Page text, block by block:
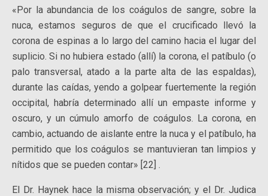
«Por la abundancia de los coágulos de sangre, sobre la
nuca, estamos seguros de que el crucificado llevó la
corona de espinas a lo largo del camino hacia el lugar del
suplicio. Si no hubiera estado (allí) la corona, el patíbulo (o
palo transversal, atado a la parte alta de las espaldas),
durante las caídas, yendo a golpear fuertemente la región
occipital, habría determinado allí un empaste informe y
oscuro, y un cúmulo amorfo de coágulos. La corona, en
cambio, actuando de aislante entre la nuca y el patíbulo, ha
permitido que los coágulos se mantuvieran tan limpios y
nítidos que se pueden contar» [22] .
El Dr. Haynek hace la misma observación; y el Dr. Judica